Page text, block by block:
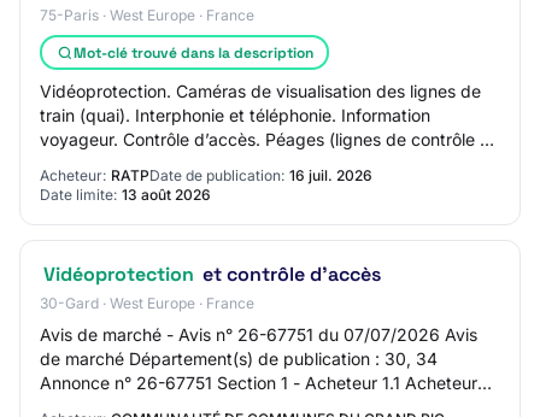
75-Paris · West Europe · France
Mot-clé trouvé dans la description
Vidéoprotection. Caméras de visualisation des lignes de
train (quai). Interphonie et téléphonie. Information
voyageur. Contrôle d’accès. Péages (lignes de contrôle et
Acheteur: RATPDate de publication: 16 juil. 2026
Date limite: 13 août 2026
Vidéoprotection et contrôle d'accès
30-Gard · West Europe · France
Avis de marché - Avis n° 26-67751 du 07/07/2026 Avis
de marché Département(s) de publication : 30, 34
Annonce n° 26-67751 Section 1 - Acheteur 1.1 Acheteur
Nom officiel : Communauté de communes du Gr…